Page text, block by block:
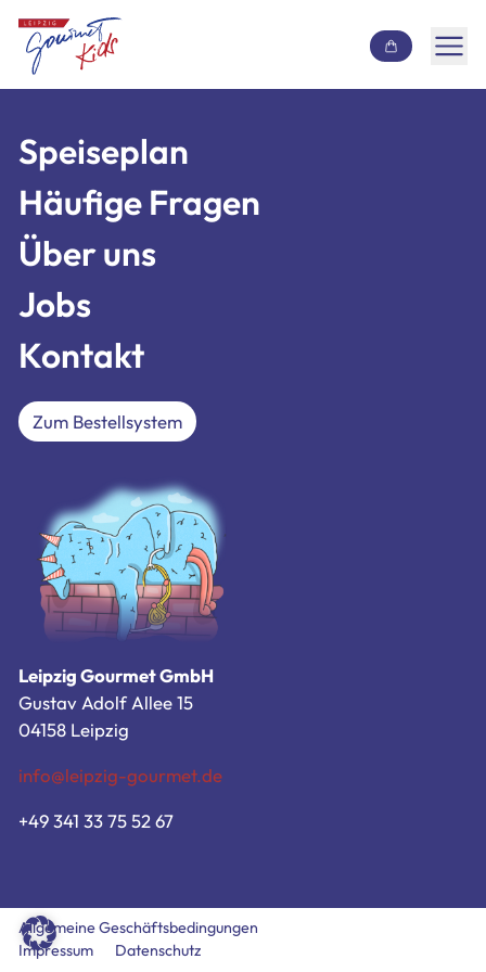
Inhalt überspringen
Häufige Fragen
Über uns
Jobs
Kontakt
Zum Bestellsystem
Allgemeine Geschäftsbedingungen
Impressum
Datenschutz
Speiseplan
Häufige Fragen
Über uns
Jobs
Kontakt
Zum Bestellsystem
Leipzig Gourmet GmbH
Gustav Adolf Allee 15
04158 Leipzig
info@leipzig-gourmet.de
+49 341 33 75 52 67
Allgemeine Geschäftsbedingungen
Impressum
Datenschutz